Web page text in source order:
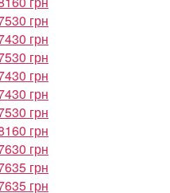
грн
грн
грн
грн
грн
грн
грн
грн
грн
грн